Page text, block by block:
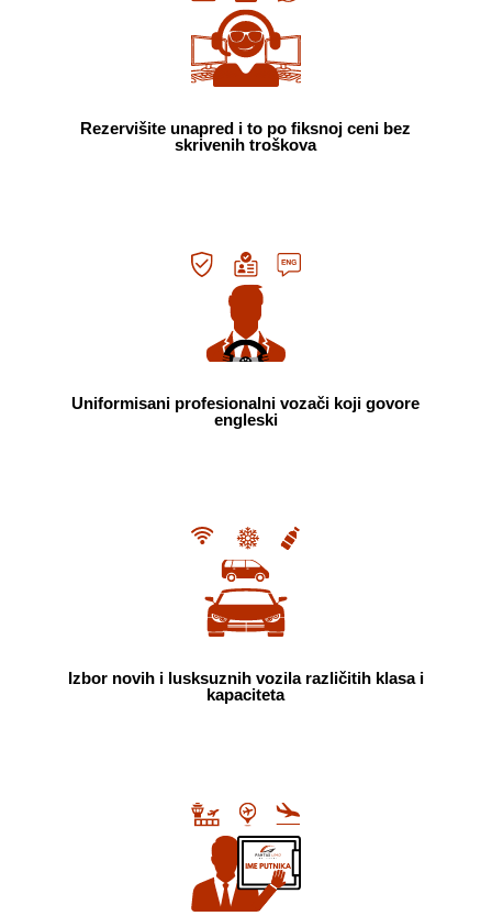
Rezervišite unapred i to po fiksnoj ceni bez
skrivenih troškova
Uniformisani profesionalni vozači koji govore
engleski
Izbor novih i lusksuznih vozila različitih klasa i
kapaciteta